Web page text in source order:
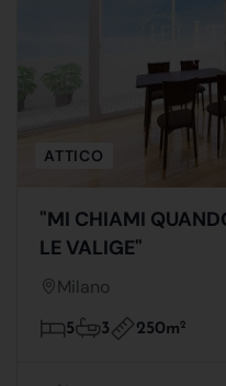
ATTICO
"MI CHIAMI
LE VALIGE"
Milano
5 3 250m2